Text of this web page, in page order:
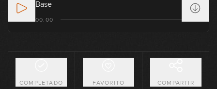
Base
00:00
COMPLETADO FAVORITO COMPARTIR
6
The Final Countdown